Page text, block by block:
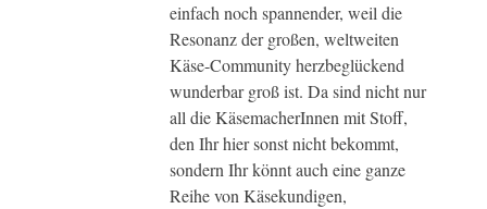
einfach noch spannender, weil die
Resonanz der großen, weltweiten
Käse-Community herzbeglückend
wunderbar groß ist. Da sind nicht nur
all die KäsemacherInnen mit Stoff,
den Ihr hier sonst nicht bekommt,
sondern Ihr könnt auch eine ganze
Reihe von Käsekundigen,